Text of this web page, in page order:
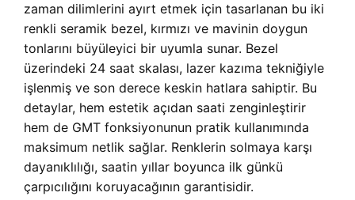
zaman dilimlerini ayırt etmek için tasarlanan bu iki
renkli seramik bezel, kırmızı ve mavinin doygun
tonlarını büyüleyici bir uyumla sunar. Bezel
üzerindeki 24 saat skalası, lazer kazıma tekniğiyle
işlenmiş ve son derece keskin hatlara sahiptir. Bu
detaylar, hem estetik açıdan saati zenginleştirir
hem de GMT fonksiyonunun pratik kullanımında
maksimum netlik sağlar. Renklerin solmaya karşı
dayanıklılığı, saatin yıllar boyunca ilk günkü
çarpıcılığını koruyacağının garantisidir.